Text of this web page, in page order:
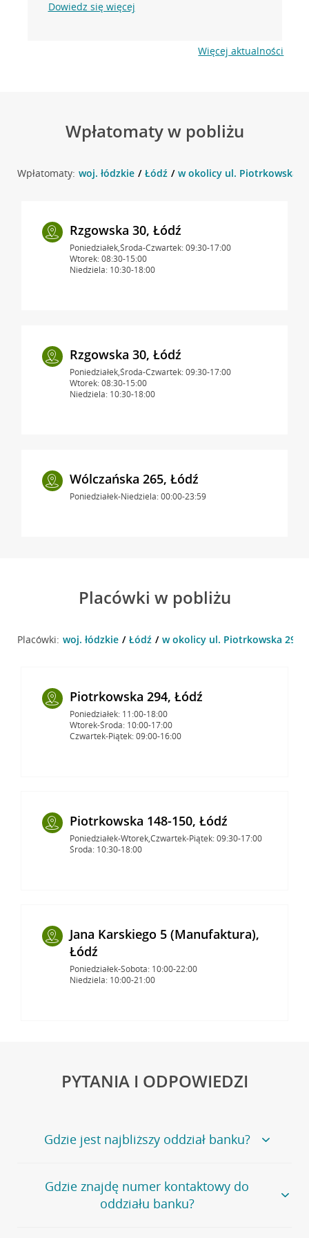
Dowiedz się więcej
Więcej aktualności
Wpłatomaty w pobliżu
Wpłatomaty: woj. łódzkie Łódź w okolicy ul. Piotrkowska
Rzgowska 30, Łódź
Poniedziałek,Środa-Czwartek: 09:30-17:00
Wtorek: 08:30-15:00
Niedziela: 10:30-18:00
Rzgowska 30, Łódź
Poniedziałek,Środa-Czwartek: 09:30-17:00
Wtorek: 08:30-15:00
Niedziela: 10:30-18:00
Wólczańska 265, Łódź
Poniedziałek-Niedziela: 00:00-23:59
Placówki w pobliżu
Placówki: woj. łódzkie Łódź w okolicy ul. Piotrkowska 294 ,
Piotrkowska 294, Łódź
Poniedziałek: 11:00-18:00
Wtorek-Środa: 10:00-17:00
Czwartek-Piątek: 09:00-16:00
Piotrkowska 148-150, Łódź
Poniedziałek-Wtorek,Czwartek-Piątek: 09:30-17:00
Środa: 10:30-18:00
Jana Karskiego 5 (Manufaktura),
Łódź
Poniedziałek-Sobota: 10:00-22:00
Niedziela: 10:00-21:00
PYTANIA I ODPOWIEDZI
Gdzie jest najbliższy oddział banku?
Jeśli szukasz oddziału naszego banku, zapraszamy na
stronęPlacówki i bankomaty, na której znajduje się
wygodna wyszukiwarka.
Gdzie znajdę numer kontaktowy do
oddziału banku?